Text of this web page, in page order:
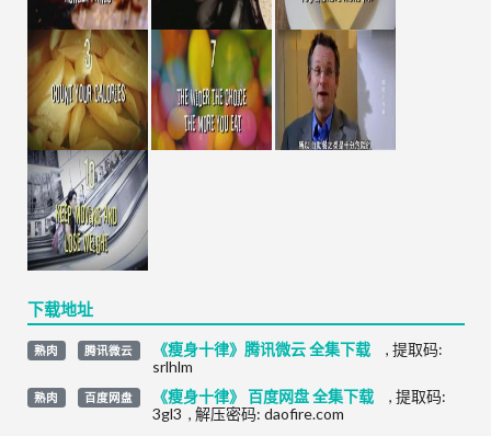
下载地址
熟肉 腾讯微云 《瘦身十律》腾讯微云 全集下载 , 提取码:
srlhlm
熟肉 百度网盘 《瘦身十律》 百度网盘 全集下载 , 提取码:
3gl3 , 解压密码: daofire.com